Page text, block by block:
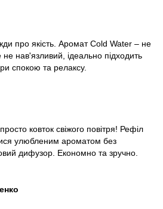
про якість. Аромат Cold Water – не
не нав'язливий, ідеально підходить
спокою та релаксу.
ковток свіжого повітря! Рефіл
улюбленим ароматом без
дифузор. Економно та зручно.